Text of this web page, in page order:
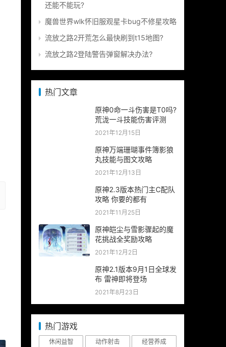
还能不能玩?
魔兽世界wlk怀旧服观星卡bug不修星攻略
流放之路2开荒怎么最快刷到t15地图?
流放之路2登陆警告弹窗解决办法?
热门文章
原神0命一斗伤害是T0吗?
荒泷一斗技能伤害评测
2021年12月15日
原神万端珊瑚事件簿影狼
丸技能与图文攻略
2021年12月13日
原神2.3版本热门主C配队
攻略 你要的都有
2021年11月25日
原神皑尘与雪影骤起的魔
花挑战全奖励攻略
2021年12月2日
原神2.1版本9月1日全球发
布 雷神即将登场
2021年8月23日
热门游戏
休闲益智 动作射击 经营养成